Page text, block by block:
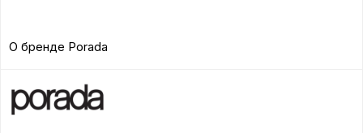
О бренде Porada